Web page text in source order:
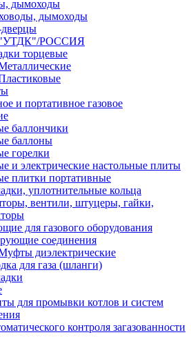
дымоходы
дымоходы
РОССИЯ
торцевые
и портативное газовое
баллончики
баллоны
горелки
и электрические настольные плиты
плитки портативные
уплотнительные кольца
вентили, штуцеры, гайки,
для газового оборудования
соединения
диэлектрические
для газа (шланги)
для промывки котлов и систем
контроля загазованности